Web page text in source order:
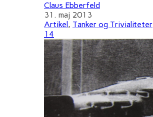
Claus Ebberfeld
31. maj 2013
Artikel , Tanker og Trivialiteter
14